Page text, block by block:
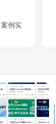
例实